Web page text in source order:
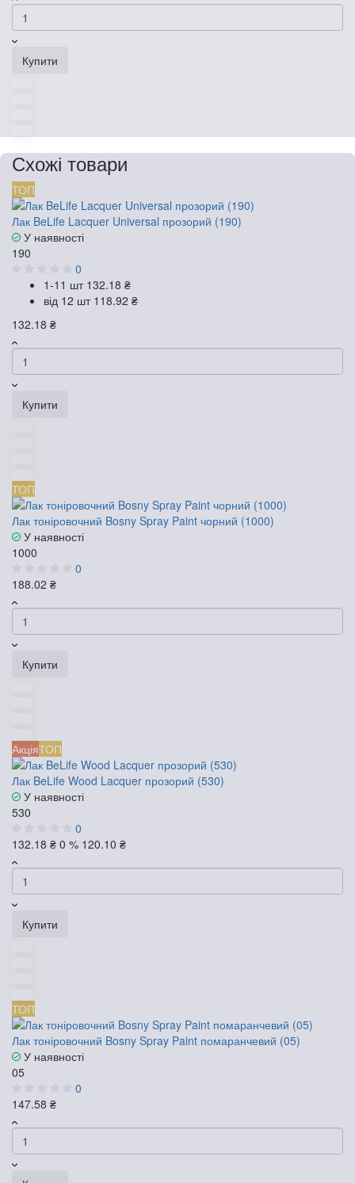
Купити
Схожі товари
ТОП
Лак BeLife Lacquer Universal прозорий (190)
У наявності
190
0
1-11 шт 132.18 ₴
від 12 шт 118.92 ₴
132.18 ₴
Купити
ТОП
Лак тоніровочний Bosny Spray Paint чорний (1000)
У наявності
1000
0
188.02 ₴
Купити
АкціяТОП
Лак BeLife Wood Lacquer прозорий (530)
У наявності
530
0
132.18 ₴ 0 % 120.10 ₴
Купити
ТОП
Лак тоніровочний Bosny Spray Paint помаранчевий (05)
У наявності
05
0
147.58 ₴